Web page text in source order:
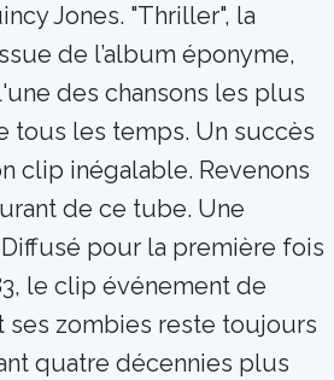
Jones. "Thriller", la
de l’album éponyme,
des chansons les plus
tous les temps. Un succès
clip inégalable. Revenons
de ce tube. Une
pour la première fois
le clip événement de
ses zombies reste toujours
quatre décennies plus